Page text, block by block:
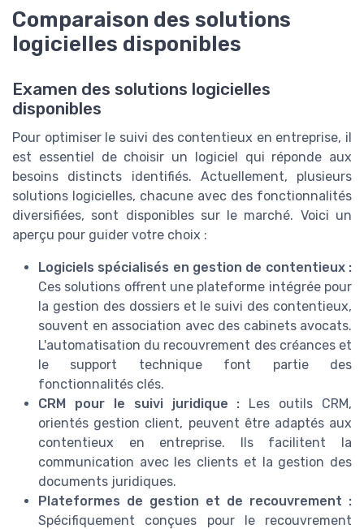
Comparaison des solutions
logicielles disponibles
Examen des solutions logicielles
disponibles
Pour optimiser le suivi des contentieux en entreprise, il
est essentiel de choisir un logiciel qui réponde aux
besoins distincts identifiés. Actuellement, plusieurs
solutions logicielles, chacune avec des fonctionnalités
diversifiées, sont disponibles sur le marché. Voici un
aperçu pour guider votre choix :
Logiciels spécialisés en gestion de contentieux :
Ces solutions offrent une plateforme intégrée pour
la gestion des dossiers et le suivi des contentieux,
souvent en association avec des cabinets avocats.
L'automatisation du recouvrement des créances et
le support technique font partie des
fonctionnalités clés.
CRM pour le suivi juridique : Les outils CRM,
orientés gestion client, peuvent être adaptés aux
contentieux en entreprise. Ils facilitent la
communication avec les clients et la gestion des
documents juridiques.
Plateformes de gestion et de recouvrement :
Spécifiquement conçues pour le recouvrement